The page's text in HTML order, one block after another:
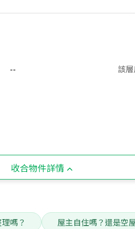
-- 該
收合物件詳情
嗎？ 屋主自住嗎？還是空